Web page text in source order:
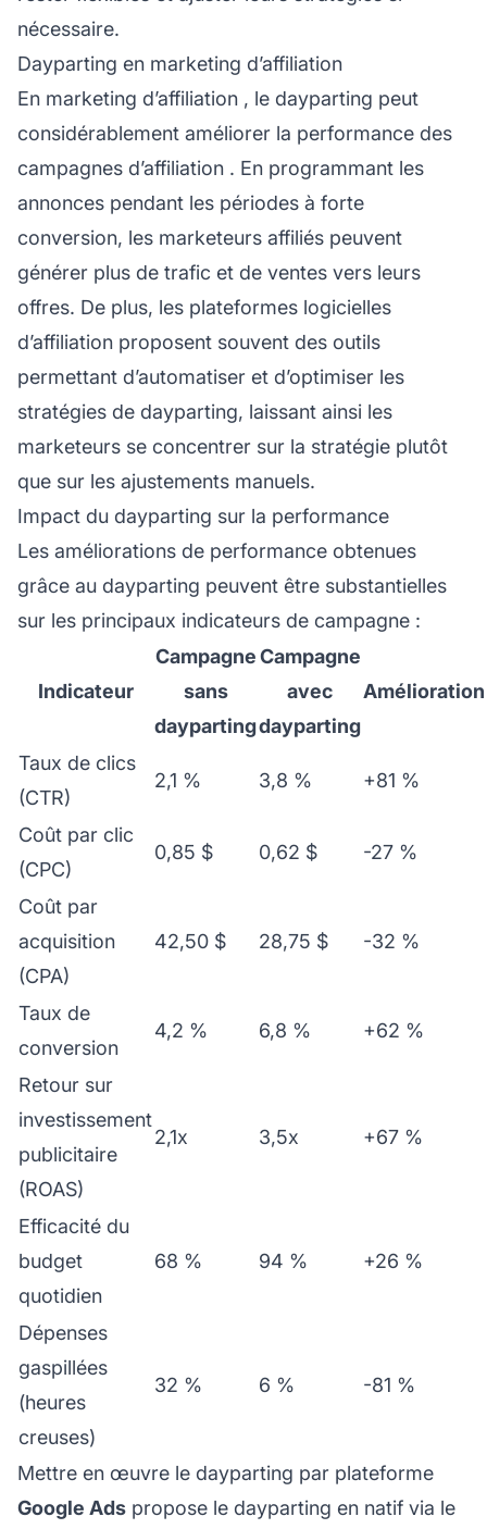
nécessaire.
Dayparting en marketing d’affiliation
En marketing d’affiliation , le dayparting peut
considérablement améliorer la performance des
campagnes d’affiliation . En programmant les
annonces pendant les périodes à forte
conversion, les marketeurs affiliés peuvent
générer plus de trafic et de ventes vers leurs
offres. De plus, les plateformes logicielles
d’affiliation proposent souvent des outils
permettant d’automatiser et d’optimiser les
stratégies de dayparting, laissant ainsi les
marketeurs se concentrer sur la stratégie plutôt
que sur les ajustements manuels.
Impact du dayparting sur la performance
Les améliorations de performance obtenues
grâce au dayparting peuvent être substantielles
sur les principaux indicateurs de campagne :
Indicateur
Campagne
sans
dayparting
Campagne
avec
dayparting
Amélioration
Taux de clics
(CTR)
2,1 % 3,8 % +81 %
Coût par clic
(CPC)
0,85 $ 0,62 $ -27 %
Coût par
acquisition
(CPA)
42,50 $ 28,75 $ -32 %
Taux de
conversion
4,2 % 6,8 % +62 %
Retour sur
investissement
publicitaire
(ROAS)
2,1x 3,5x +67 %
Efficacité du
budget
quotidien
68 % 94 % +26 %
Dépenses
gaspillées
(heures
creuses)
32 % 6 % -81 %
Mettre en œuvre le dayparting par plateforme
Google Ads propose le dayparting en natif via le